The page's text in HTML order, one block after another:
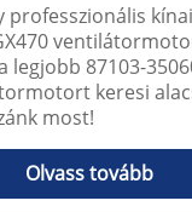
professzionális
legjobb 87103-
keresi
most!
Olvass tovább